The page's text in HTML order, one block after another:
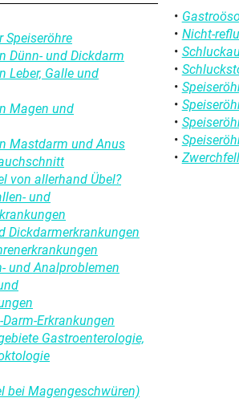
Speiseröhre
Dünn- und Dickdarm
Leber, Galle und
Magen und
Mastdarm und Anus
von allerhand Übel?
und
Dickdarmerkrankungen
und Analproblemen
Erkrankungen
Gastroenterologie,
bei Magengeschwüren)
Nicht-